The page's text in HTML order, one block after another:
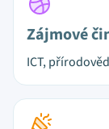
Zájmové
ICT,